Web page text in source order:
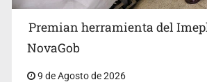
Lo vinculan por amenazas contra su
Premian herramienta del
NovaGob
9 de Agosto de 2026